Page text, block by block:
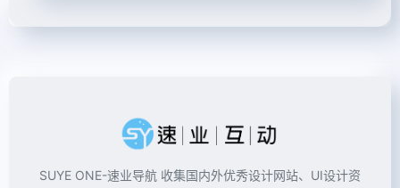
SUYE ONE-速业导航 收集国内外优秀设计网站、UI设计资